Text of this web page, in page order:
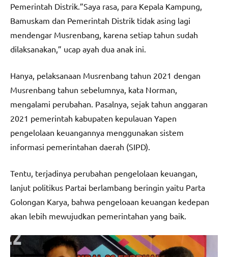
Pemerintah Distrik.”Saya rasa, para Kepala Kampung,
Bamuskam dan Pemerintah Distrik tidak asing lagi
mendengar Musrenbang, karena setiap tahun sudah
dilaksanakan,” ucap ayah dua anak ini.
Hanya, pelaksanaan Musrenbang tahun 2021 dengan
Musrenbang tahun sebelumnya, kata Norman,
mengalami perubahan. Pasalnya, sejak tahun anggaran
2021 pemerintah kabupaten kepulauan Yapen
pengelolaan keuangannya menggunakan sistem
informasi pemerintahan daerah (SIPD).
Tentu, terjadinya perubahan pengelolaan keuangan,
lanjut politikus Partai berlambang beringin yaitu Parta
Golongan Karya, bahwa pengeloaan keuangan kedepan
akan lebih mewujudkan pemerintahan yang baik.